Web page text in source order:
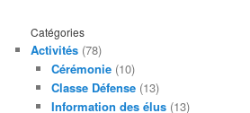
Catégories
Activités (78)
Cérémonie(10)
Classe Défense(13)
Information des élus(13)